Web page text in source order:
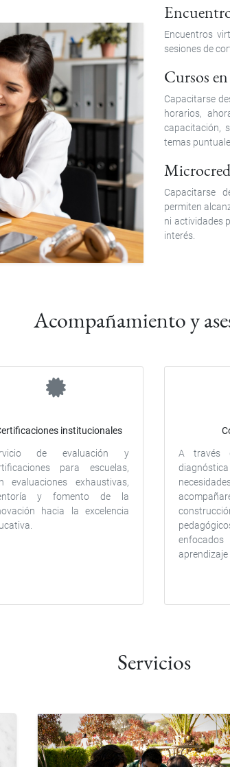
Encuentros
sesiones de
Cursos
Capacitarse
horarios,
capacitación,
temas
Capacitarse
permiten
ni actividades
interés.
Acompañamiento y
institucionales
de evaluación y
para escuelas,
evaluaciones exhaustivas,
y fomento de la
hacia la excelencia
A través
Servicios